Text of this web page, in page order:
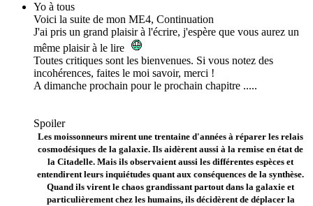
Yo à tous
Voici la suite de mon ME4, Continuation
J'ai pris un grand plaisir à l'écrire, j'espère que vous aurez un
même plaisir à le lire
Toutes critiques sont les bienvenues. Si vous notez des
incohérences, faites le moi savoir, merci !
A dimanche prochain pour le prochain chapitre .....
Spoiler
Les moissonneurs mirent une trentaine d'années à réparer les relais
cosmodésiques de la galaxie. Ils aidèrent aussi à la remise en état de
la Citadelle. Mais ils observaient aussi les différentes espèces et
entendirent leurs inquiétudes quant aux conséquences de la synthèse.
Quand ils virent le chaos grandissant partout dans la galaxie et
particulièrement chez les humains, ils décidèrent de déplacer la